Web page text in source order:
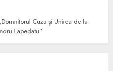
Cuza și Unirea de la
Lapedatu”